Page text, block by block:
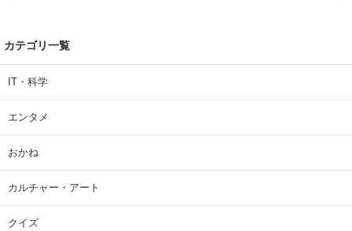
カテゴリ一覧
IT・科学
エンタメ
おかね
カルチャー・アート
クイズ